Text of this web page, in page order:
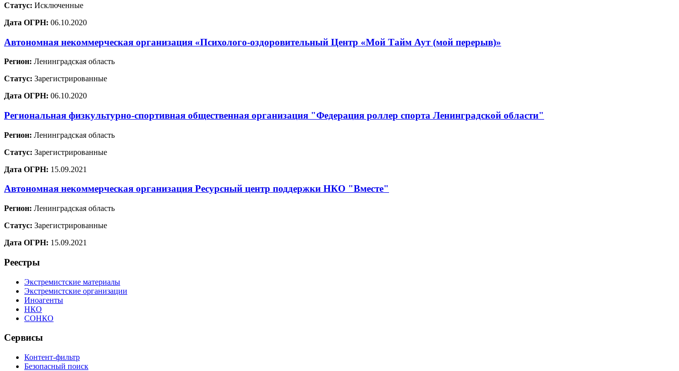
Статус: Исключенные
Дата ОГРН: 06.10.2020
Автономная некоммерческая организация «Психолого-оздоровительный Центр «Мой Тайм Аут (мой перерыв)»
Регион: Ленинградская область
Статус: Зарегистрированные
Дата ОГРН: 06.10.2020
Региональная физкультурно-спортивная общественная организация "Федерация роллер спорта Ленинградской области"
Регион: Ленинградская область
Статус: Зарегистрированные
Дата ОГРН: 15.09.2021
Автономная некоммерческая организация Ресурсный центр поддержки НКО "Вместе"
Регион: Ленинградская область
Статус: Зарегистрированные
Дата ОГРН: 15.09.2021
Реестры
Экстремистские материалы
Экстремистские организации
Иноагенты
НКО
СОНКО
Сервисы
Контент-фильтр
Безопасный поиск